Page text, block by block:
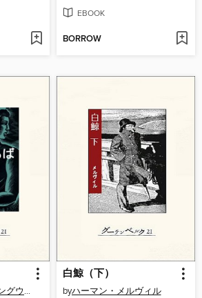
EBOOK
BORROW
アーネスト・ヘミングウェー
白鯨（下）
byハーマン・メルヴィル